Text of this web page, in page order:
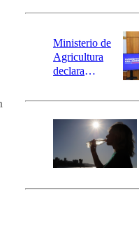
Ministerio de
Agricultura
declara
agrícola para